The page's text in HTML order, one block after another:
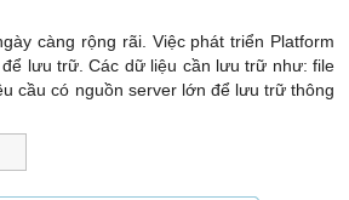
càng rộng rãi. Việc phát triển Platform
lưu trữ. Các dữ liệu cần lưu trữ như: file
cầu có nguồn server lớn để lưu trữ thông